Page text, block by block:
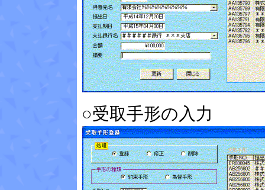
○受取手形の入力